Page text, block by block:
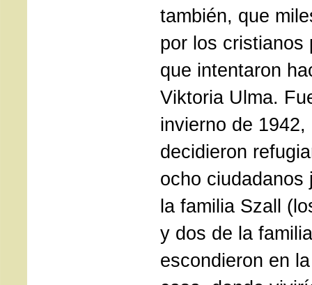
también, que
por los cristianos
que intentaron
Viktoria Ulma.
invierno de 1942,
decidieron
ocho
la familia Szall
y dos de la
escondieron en